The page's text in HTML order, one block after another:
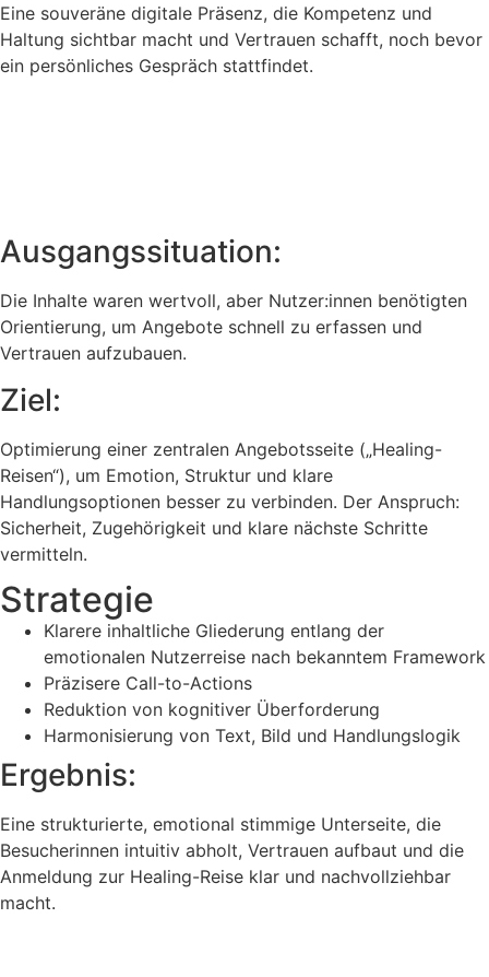
Eine souveräne digitale Präsenz, die Kompetenz und
Haltung sichtbar macht und Vertrauen schafft, noch bevor
ein persönliches Gespräch stattfindet.
Ausgangssituation:
Die Inhalte waren wertvoll, aber Nutzer:innen benötigten
Orientierung, um Angebote schnell zu erfassen und
Vertrauen aufzubauen.
Ziel:
Optimierung einer zentralen Angebotsseite („Healing-
Reisen“), um Emotion, Struktur und klare
Handlungsoptionen besser zu verbinden. Der Anspruch:
Sicherheit, Zugehörigkeit und klare nächste Schritte
vermitteln.
Strategie
Klarere inhaltliche Gliederung entlang der
emotionalen Nutzerreise nach bekanntem Framework
Präzisere Call-to-Actions
Reduktion von kognitiver Überforderung
Harmonisierung von Text, Bild und Handlungslogik
Ergebnis:
Eine strukturierte, emotional stimmige Unterseite, die
Besucherinnen intuitiv abholt, Vertrauen aufbaut und die
Anmeldung zur Healing-Reise klar und nachvollziehbar
macht.